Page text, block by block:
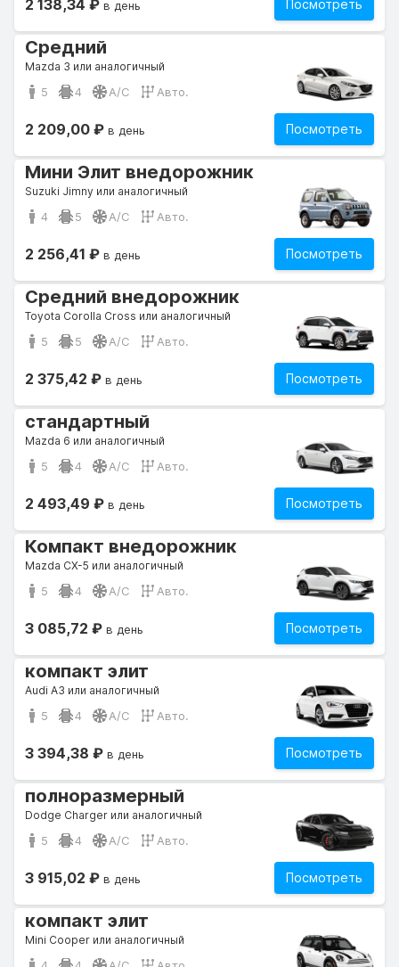
Посмотреть
2 138,34 ₽ в день
Средний
Mazda 3 или аналогичный
5 4 A/C Авто.
Посмотреть
2 209,00 ₽ в день
Мини Элит внедорожник
Suzuki Jimny или аналогичный
4 5 A/C Авто.
Посмотреть
2 256,41 ₽ в день
Средний внедорожник
Toyota Corolla Cross или аналогичный
5 5 A/C Авто.
Посмотреть
2 375,42 ₽ в день
стандартный
Mazda 6 или аналогичный
5 4 A/C Авто.
Посмотреть
2 493,49 ₽ в день
Компакт внедорожник
Mazda CX-5 или аналогичный
5 4 A/C Авто.
Посмотреть
3 085,72 ₽ в день
компакт элит
Audi A3 или аналогичный
5 4 A/C Авто.
Посмотреть
3 394,38 ₽ в день
полноразмерный
Dodge Charger или аналогичный
5 4 A/C Авто.
Посмотреть
3 915,02 ₽ в день
компакт элит
Mini Cooper или аналогичный